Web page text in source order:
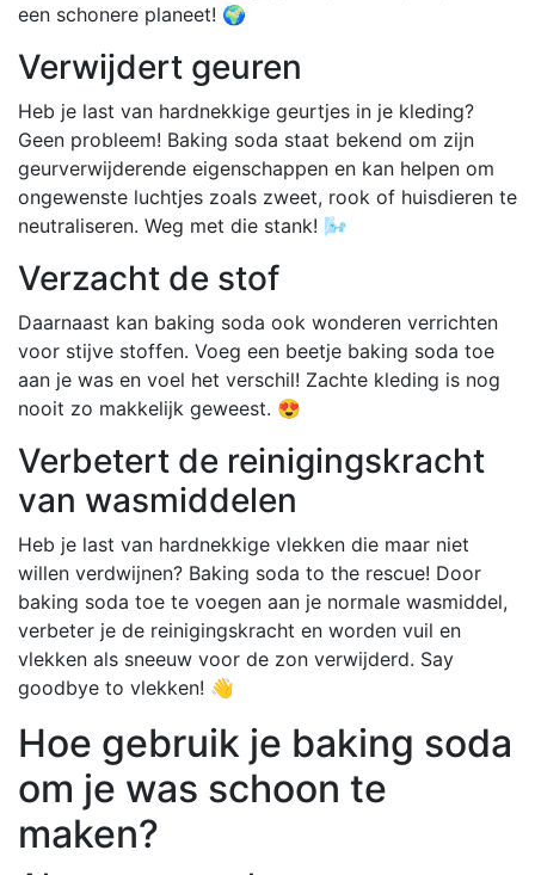
een schonere planeet! 🌍
Verwijdert geuren
Heb je last van hardnekkige geurtjes in je kleding?
Geen probleem! Baking soda staat bekend om zijn
geurverwijderende eigenschappen en kan helpen om
ongewenste luchtjes zoals zweet, rook of huisdieren te
neutraliseren. Weg met die stank! 🌬️
Verzacht de stof
Daarnaast kan baking soda ook wonderen verrichten
voor stijve stoffen. Voeg een beetje baking soda toe
aan je was en voel het verschil! Zachte kleding is nog
nooit zo makkelijk geweest. 😍
Verbetert de reinigingskracht
van wasmiddelen
Heb je last van hardnekkige vlekken die maar niet
willen verdwijnen? Baking soda to the rescue! Door
baking soda toe te voegen aan je normale wasmiddel,
verbeter je de reinigingskracht en worden vuil en
vlekken als sneeuw voor de zon verwijderd. Say
goodbye to vlekken! 👋
Hoe gebruik je baking soda
om je was schoon te
maken?